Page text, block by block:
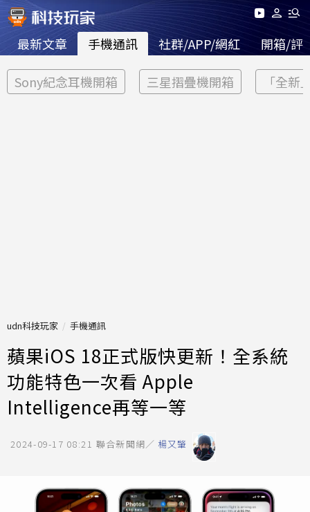
最新文章 手機通訊 社群/APP/網紅 開箱/評
Sony紀念耳機開箱 三星摺疊機開箱 「全新
udn科技玩家 手機通訊
蘋果iOS 18正式版快更新！全系統
功能特色一次看 Apple
Intelligence再等一等
2024-09-17 08:21 聯合新聞網／ 楊又肇